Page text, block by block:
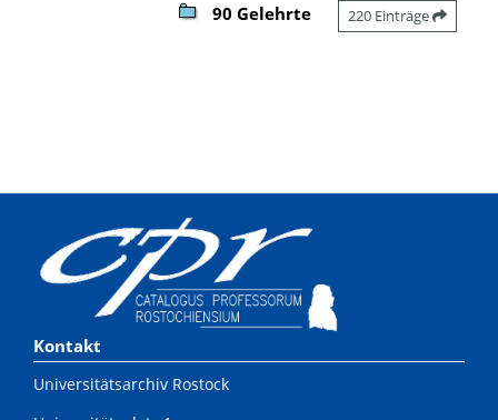
90 Gelehrte 220 Einträge
Kontakt
Universitätsarchiv Rostock